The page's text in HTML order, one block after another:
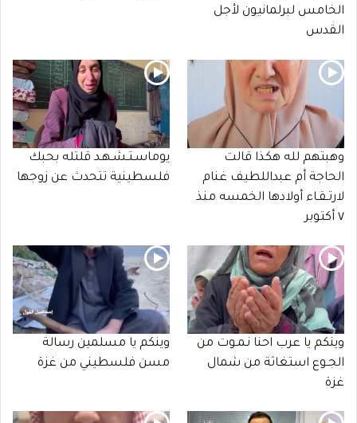
الخامس لبرلمانيون لأجل
القدس
وهبتهم لله هكذا قالت
الحاجة أم عبداللطيف غنام
لارتـقـاء أولادها الخمسه منذ
٧ أكتوبر
يوماسـتـشـهـد قلتله بحبك
فلسطينية تتحدث عن زوجها
وينكم يا عرب احنا نـمـوت من
الجـوع استغاثة من شمال
غزة
وينكم يا مسلمين رسالة
مسن فلسطيني من غزة